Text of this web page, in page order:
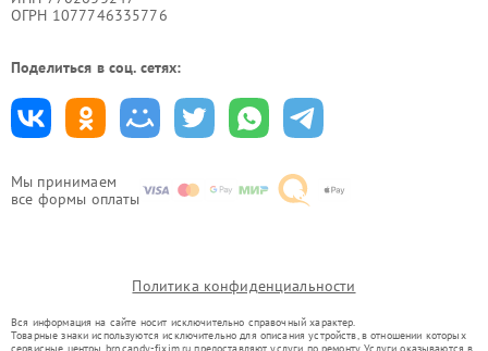
Мы принимаем
все формы оплаты
ОГРН 1077746335776
Поделиться в соц. сетях:
Политика конфиденциальности
Вся информация на сайте носит исключительно справочный характер.
Товарные знаки используются исключительно для описания устройств, в отношении которых